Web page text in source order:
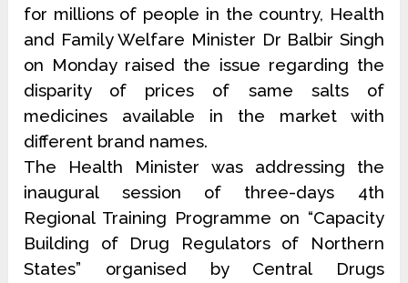
for millions of people in the country, Health
and Family Welfare Minister Dr Balbir Singh
on Monday raised the issue regarding the
disparity of prices of same salts of
medicines available in the market with
different brand names.
The Health Minister was addressing the
inaugural session of three-days 4th
Regional Training Programme on “Capacity
Building of Drug Regulators of Northern
States” organised by Central Drugs